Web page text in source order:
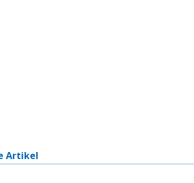
Artikel